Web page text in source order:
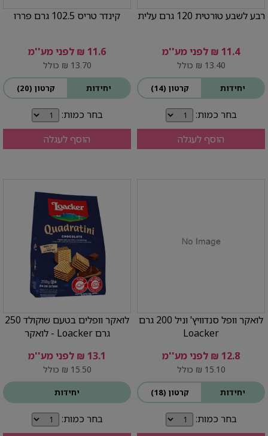
רבע לשבע טורטית 120 גרם עלית
11.4 ₪ לפני מע''מ
13.40 ₪ כולל
יחידות קרטון (14)
בחר כמות:
הוסף לעגלה
קינדר טריס 102.5 גרם פררו
11.6 ₪ לפני מע''מ
13.70 ₪ כולל
יחידות קרטון (20)
בחר כמות:
הוסף לעגלה
לואקר וופל סנדוויץ' וניל 200 גרם
Loacker
12.8 ₪ לפני מע''מ
15.10 ₪ כולל
יחידות קרטון (18)
בחר כמות:
לואקר וופלים בטעם שוקולד 250
גרם Loacker - לואקר
13.1 ₪ לפני מע''מ
15.50 ₪ כולל
יחידות
בחר כמות: